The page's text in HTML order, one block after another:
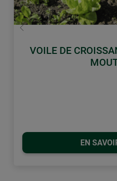
VOILE DE
EN
retour